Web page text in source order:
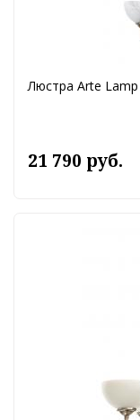
Люстра Arte
21 790 руб.